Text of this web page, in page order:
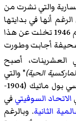
والتي نشرت من
1944 حتى 1949. وعلى الرغم أنها في بدايتها
كانت ملتزمة بالآراء الماركسية إلا أنها في عام 1946 تخلت عن هذا
أجابت وطورت
العشرينات، أصبح
" والتي
بول ماتيك
(1904-
الاتحاد السوفيتيفي
الثانية. وبالرغم